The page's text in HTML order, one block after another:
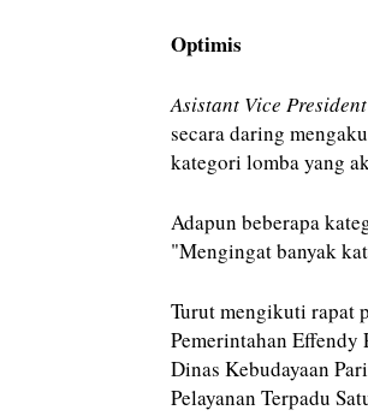
Optimis
Asistant Vice
secara daring
kategori lomba yang
Adapun beberapa
"Mengingat banyak
Turut mengikuti rapat
Pemerintahan
Dinas Kebudayaan
Pelayanan Terpadu